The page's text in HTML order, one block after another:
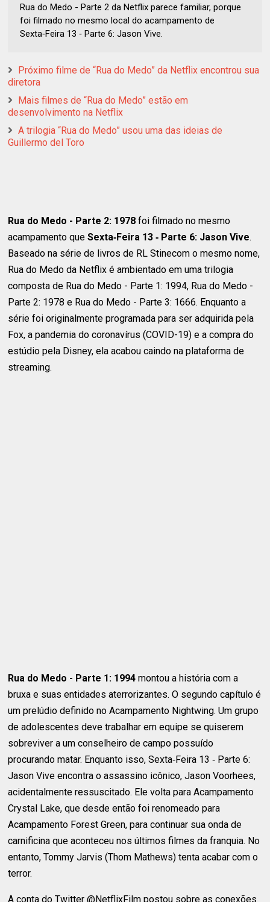
Rua do Medo - Parte 2 da Netflix parece familiar, porque
foi filmado no mesmo local do acampamento de
Sexta‑Feira 13 ‑ Parte 6: Jason Vive.
Próximo filme de “Rua do Medo” da Netflix encontrou sua
diretora
Mais filmes de “Rua do Medo” estão em
desenvolvimento na Netflix
A trilogia “Rua do Medo” usou uma das ideias de
Guillermo del Toro
Rua do Medo - Parte 2: 1978 foi filmado no mesmo
acampamento queSexta‑Feira 13 ‑ Parte 6: Jason Vive.
Baseado na série de livros de RL Stinecom o mesmo nome,
Rua do Medo da Netflix é ambientado em uma trilogia
composta de Rua do Medo - Parte 1: 1994, Rua do Medo -
Parte 2: 1978 e Rua do Medo - Parte 3: 1666. Enquanto a
série foi originalmente programada para ser adquirida pela
Fox, a pandemia do coronavírus (COVID-19) e a compra do
estúdio pela Disney, ela acabou caindo na plataforma de
streaming.
Rua do Medo - Parte 1: 1994 montou a história com a
bruxa e suas entidades aterrorizantes. O segundo capítulo é
um prelúdio definido no Acampamento Nightwing. Um grupo
de adolescentes deve trabalhar em equipe se quiserem
sobreviver a um conselheiro de campo possuído
procurando matar. Enquanto isso, Sexta‑Feira 13 ‑ Parte 6:
Jason Vive encontra o assassino icônico, Jason Voorhees,
acidentalmente ressuscitado. Ele volta para Acampamento
Crystal Lake, que desde então foi renomeado para
Acampamento Forest Green, para continuar sua onda de
carnificina que aconteceu nos últimos filmes da franquia. No
entanto, Tommy Jarvis (Thom Mathews) tenta acabar com o
terror.
A conta do Twitter @NetflixFilm postou sobre as conexões